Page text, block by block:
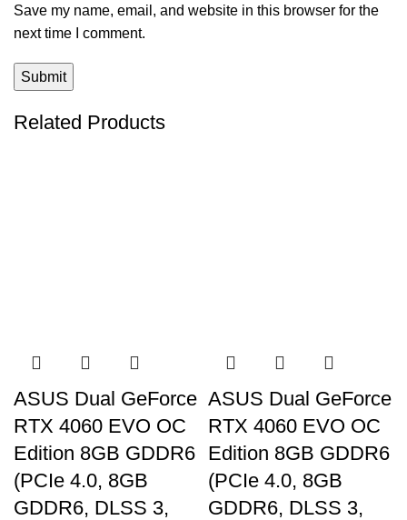
Save my name, email, and website in this browser for the
next time I comment.
Related Products
ASUS Dual GeForce
RTX 4060 EVO OC
Edition 8GB GDDR6
(PCIe 4.0, 8GB
GDDR6, DLSS 3,
ASUS Dual GeForce
RTX 4060 EVO OC
Edition 8GB GDDR6
(PCIe 4.0, 8GB
GDDR6, DLSS 3,